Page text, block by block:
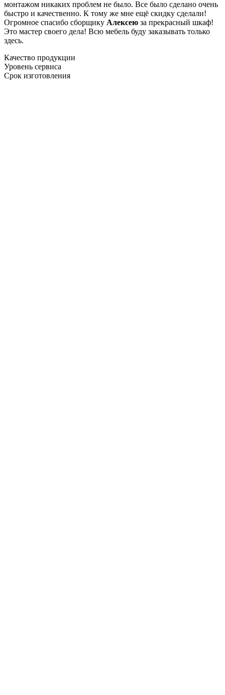
монтажом никаких проблем не было. Все было сделано очень
быстро и качественно. К тому же мне ещё скидку сделали!
Огромное спасибо сборщику Алексею за прекрасный шкаф!
Это мастер своего дела! Всю мебель буду заказывать только
здесь.
Качество продукции
Уровень сервиса
Срок изготовления